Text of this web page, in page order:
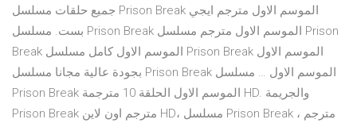
جميع حلقات مسلسل Prison Break الموسم الاول مترجم ايجي
بست. مسلسل Prison Break الموسم الاول مترجم مسلسل Prison
Break الموسم الاول كامل مسلسل Prison Break الموسم الاول
بجودة عالية مجانا مسلسل Prison Break الموسم الاول … مسلسل
Prison Break الموسم الاول الحلقة 10 مترجمة HD. والجريمة
Prison Break مترجم اون لاين HD، مسلسل Prison Break مترجم ،